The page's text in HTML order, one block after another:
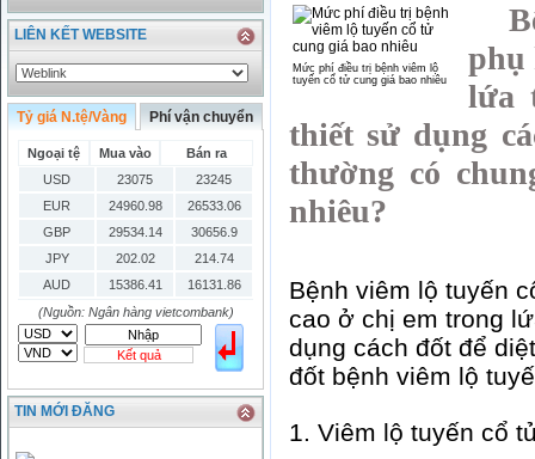
LIÊN KẾT WEBSITE
Tỷ giá N.tệ/Vàng Phí vận chuyển
Ngoại tệ Mua vào
Bán ra
USD
23075
23245
EUR
24960.98
26533.06
GBP
29534.14
30656.9
JPY
202.02
214.74
AUD
15386.41
16131.86
HKD
2906.04
3028.6
SGD
16755.29
17427.08
THB
666.2
786.99
CAD
17223.74
18058.21
CHF
23161.62
24283.77
(Nguồn: Ngân hàng vietcombank)
Kết quả
TIN MỚI ĐĂNG
Mức phí điều trị bệnh viêm lộ
tuyến cổ tử cung giá bao nhiêu
phụ
lứa
thiết sử dụng
thường có
nhiêu?
Bệnh viêm lộ tuyến
cao ở chị em trong
dụng cách đốt để
đốt bệnh viêm lộ
1. Viêm lộ tuyến cổ